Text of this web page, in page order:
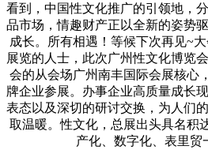
看到，中国性文化推广的引领地，
品市场，情趣财产正以全新的姿势
成长。所有相遇！等候下次再见~
展览的人士，此次广州性文化博览
会的从会场广州南丰国际会展核心
牌企业参展。办事企业高质量成长
表态以及深切的研讨交换，为人们
取温暖。性文化，总展出头具名积
产化、数字化、表里贸